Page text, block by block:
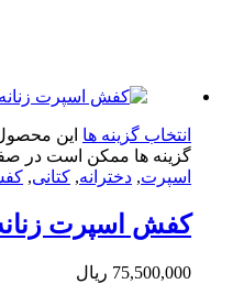
گزینه ها این محصول دارای
ها ممکن است در صفحه
دخترانه, کتانی ,کفش زنانه,
اسپرت زنانه
ریال